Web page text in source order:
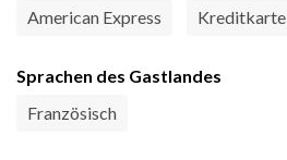
American Express
Kreditkarte
Sprachen des Gastlandes
Französisch